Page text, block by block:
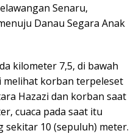
Senaru,
Danau Segara Anak
kilometer 7,5, di bawah
melihat korban terpeleset
Hazazi dan korban saat
cuaca pada saat itu
10 (sepuluh) meter.